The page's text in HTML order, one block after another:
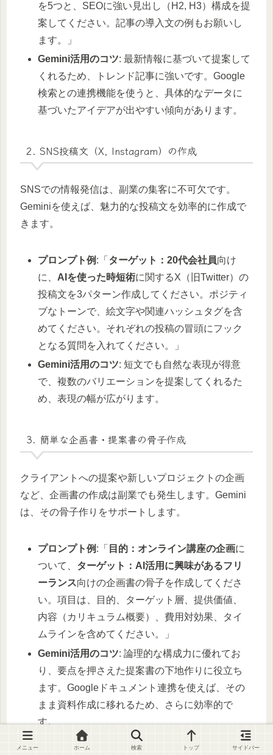
を5つと、SEOに強い見出し（H2, H3）構成を提
案してください。記事の導入文の例もお願いし
ます。」
Gemini活用のコツ: 最新情報に基づいて提案して
くれるため、トレンド記事に強いです。Google
検索との連携機能を使うと、具体的なデータに
基づいたアイデアが出やすい傾向があります。
2. SNS投稿文（X, Instagram）の作成
SNSでの情報発信は、副業の集客に不可欠です。
Geminiを使えば、魅力的な投稿文を効率的に作成で
きます。
プロンプト例 :「 ターゲット：20代会社員向け
に、 AIを使った時短術に関するX（旧Twitter）の
投稿文を3パターン作成してください。ポジティ
ブなトーンで、絵文字や関連ハッシュタグを含
めてください。それぞれの投稿の冒頭にフック
となる質問を入れてください。」
Gemini活用のコツ: 短文でも自然な表現が得意
で、複数のバリエーションを提案してくれるた
め、表現の幅が広がります。
3. 簡単な企画書・提案書の骨子作成
クライアントへの提案や新しいプロジェクトの企画
など、企画書の作成は副業でも発生します。Gemini
は、その骨子作りをサポートします。
プロンプト例 :「 目的：オンライン講座の企画に
ついて、 ターゲット：AI活用に興味があるフリ
ーランス向けの企画書の骨子を作成してくださ
い。項目は、目的、ターゲット層、提供価値、
内容（カリキュラム概要）、費用対効果、タイ
ムラインを含めてください。」
Gemini活用のコツ: 論理的な構成力に優れてお
り、要点を押さえた提案書の下地作りに役立ち
ます。Googleドキュメント連携を使えば、その
まま資料作成に移れるため、さらに効率的で
す。
メニュー ホーム 検索 トップ サイドバー